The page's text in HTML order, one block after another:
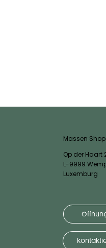
Massen
Op der Haart
L-9999
Luxemburg